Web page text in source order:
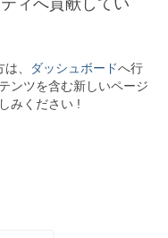
ィへ貢献してい
、 ダッシュボードへ行
ンツを含む新しいページ
みください !